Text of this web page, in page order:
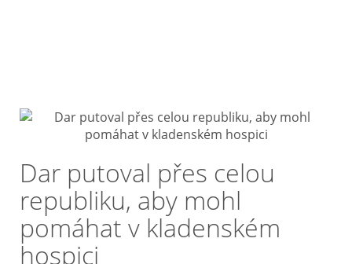
Dar putoval přes celou
republiku, aby mohl
pomáhat v kladenském
hospici